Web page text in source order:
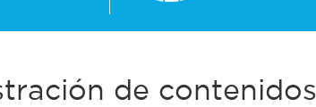
de contenidos